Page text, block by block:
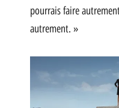
pourrais faire
autrement. »